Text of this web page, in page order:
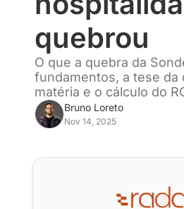
quebrou
O que a quebra da
fundamentos, a tese da
matéria e o cálculo do
Bruno Loreto
Nov 14, 2025